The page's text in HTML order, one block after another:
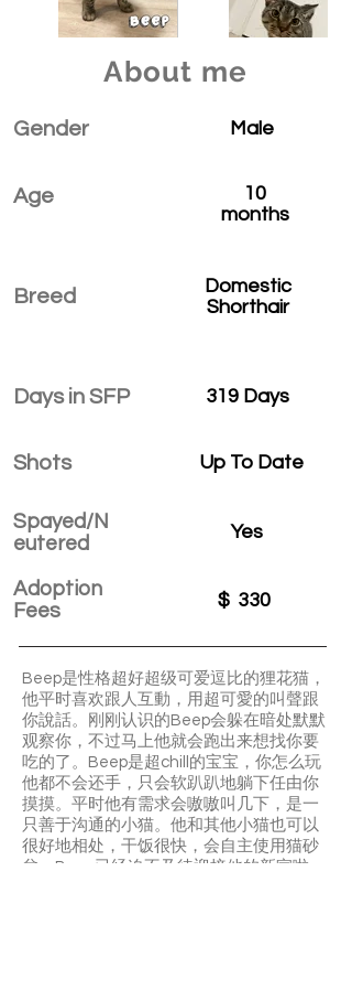
About me
Gender
Age
Breed
Days in SFP
Shots
Spayed/N
eutered
Adoption
Fees
Male
10
months
Domestic
Shorthair
319 Days
Up To Date
Yes
$ 330
Beep是性格超好超级可爱逗比的狸花猫，
他平时喜欢跟人互動，用超可愛的叫聲跟
你說話。刚刚认识的Beep会躲在暗处默默
观察你，不过马上他就会跑出来想找你要
吃的了。Beep是超chill的宝宝，你怎么玩
他都不会还手，只会软趴趴地躺下任由你
摸摸。平时他有需求会嗷嗷叫几下，是一
只善于沟通的小猫。他和其他小猫也可以
很好地相处，干饭很快，会自主使用猫砂
盆。Beep已经迫不及待迎接他的新家啦，